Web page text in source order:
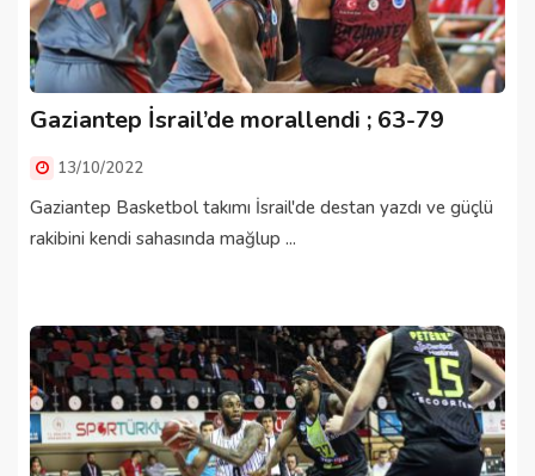
Gaziantep İsrail’de morallendi ; 63-79
13/10/2022
Gaziantep Basketbol takımı İsrail'de destan yazdı ve güçlü
rakibini kendi sahasında mağlup ...